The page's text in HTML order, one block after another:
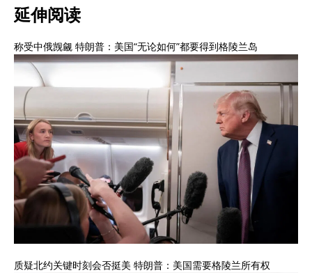
延伸阅读
称受中俄觊觎 特朗普：美国“无论如何”都要得到格陵兰岛
质疑北约关键时刻会否挺美 特朗普：美国需要格陵兰所有权